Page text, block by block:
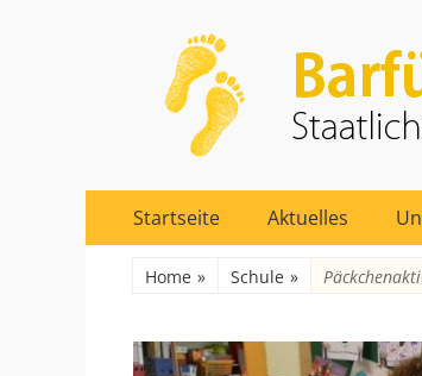
Staatliche Grundschule 17
Primäres
Menü
Inhalt
Startseite Aktuelles
Home » Schule »